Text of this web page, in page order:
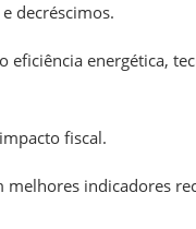
decréscimos.
eficiência energética,
fiscal.
indicadores